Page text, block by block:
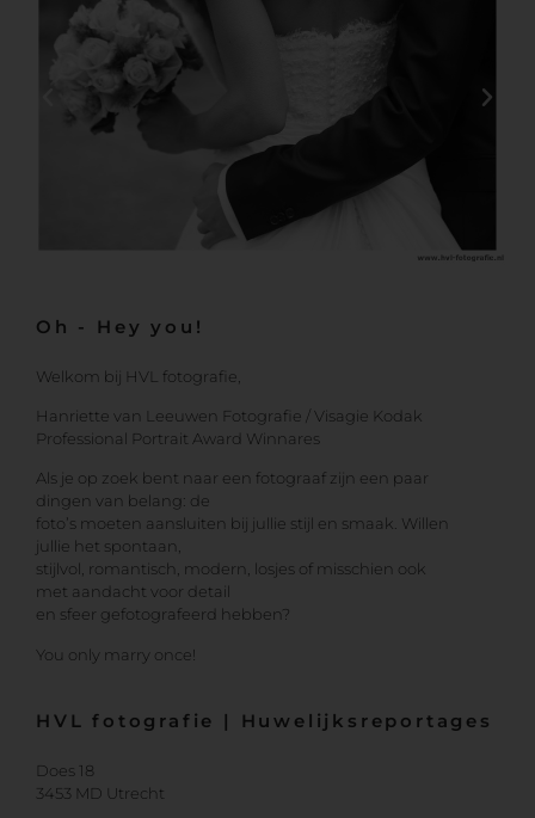
Oh - Hey you!
Welkom bij HVL fotografie,
Hanriette van Leeuwen Fotografie / Visagie Kodak
Professional Portrait Award Winnares
Als je op zoek bent naar een fotograaf zijn een paar
dingen van belang: de
foto’s moeten aansluiten bij jullie stijl en smaak. Willen
jullie het spontaan,
stijlvol, romantisch, modern, losjes of misschien ook
met aandacht voor detail
en sfeer gefotografeerd hebben?
You only marry once!
HVL fotografie | Huwelijksreportages
Does 18
3453 MD Utrecht